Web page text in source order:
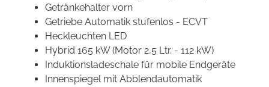
Getränkehalter vorn
Getriebe Automatik stufenlos - ECVT
Heckleuchten LED
Hybrid 165 kW (Motor 2,5 Ltr. - 112 kW)
Induktionsladeschale für mobile Endgeräte
Innenspiegel mit Abblendautomatik